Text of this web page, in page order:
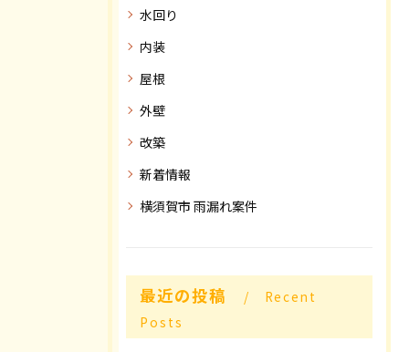
水回り
内装
屋根
外壁
改築
新着情報
横須賀市 雨漏れ案件
最近の投稿
Recent
Posts